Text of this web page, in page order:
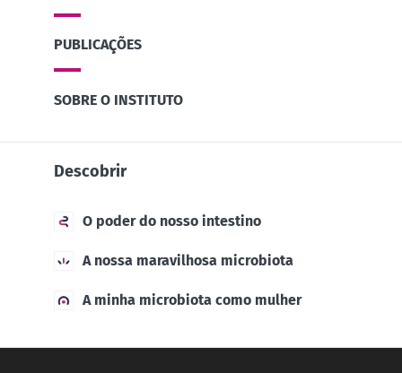
PUBLICAÇÕES
SOBRE O INSTITUTO
Descobrir
O poder do nosso intestino
A nossa maravilhosa microbiota
A minha microbiota como mulher